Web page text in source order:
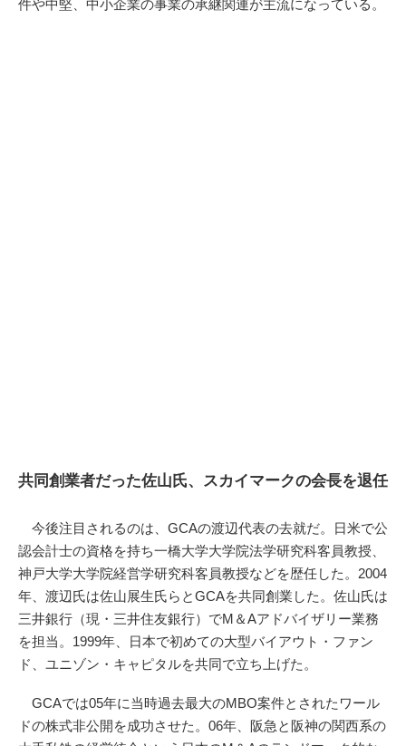
件や中堅、中小企業の事業の承継関連が主流になっている。
共同創業者だった佐山氏、スカイマークの会長を退任
今後注目されるのは、GCAの渡辺代表の去就だ。日米で公
認会計士の資格を持ち一橋大学大学院法学研究科客員教授、
神戸大学大学院経営学研究科客員教授などを歴任した。2004
年、渡辺氏は佐山展生氏らとGCAを共同創業した。佐山氏は
三井銀行（現・三井住友銀行）でM＆Aアドバイザリー業務
を担当。1999年、日本で初めての大型バイアウト・ファン
ド、ユニゾン・キャピタルを共同で立ち上げた。
GCAでは05年に当時過去最大のMBO案件とされたワール
ドの株式非公開を成功させた。06年、阪急と阪神の関西系の